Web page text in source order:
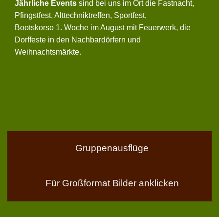
Jährliche Events sind bei uns im Ort die Fastnacht,
Pfingstfest, Alttechniktreffen, Sportfest,
Bootskorso 1. Woche im August mit Feuerwerk, die
Dorffeste in den Nachbardörfern und
Weihnachtsmärkte.
Gruppenausflüge
Für Großformat Bilder anklicken